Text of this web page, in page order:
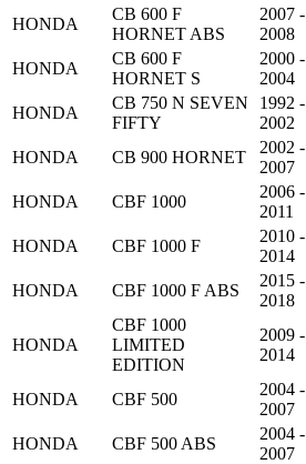
HONDA
CB 600 F
HORNET ABS
2007 -
2008
HONDA
CB 600 F
HORNET S
2000 -
2004
HONDA
CB 750 N SEVEN
FIFTY
1992 -
2002
HONDA CB 900 HORNET
2002 -
2007
HONDA CBF 1000
2006 -
2011
HONDA CBF 1000 F
2010 -
2014
HONDA CBF 1000 F ABS
2015 -
2018
HONDA
CBF 1000
LIMITED
EDITION
2009 -
2014
HONDA CBF 500
2004 -
2007
HONDA CBF 500 ABS
2004 -
2007